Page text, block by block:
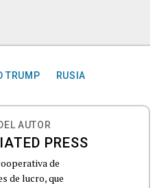
TRUMP
RUSIA
AUTOR
PRESS
de
de lucro, que